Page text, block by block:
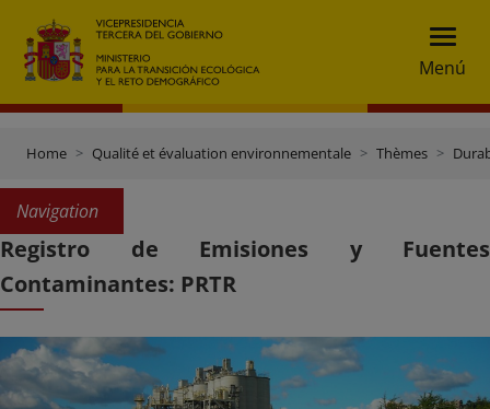
Menú
Home Qualité et évaluation environnementale Thèmes
Navigation
Registro de Emisiones y Fuentes
Contaminantes: PRTR